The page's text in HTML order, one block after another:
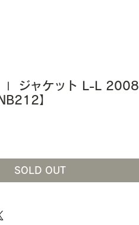
Ⅰ ジャケット L-L 2008
】
SOLD OUT